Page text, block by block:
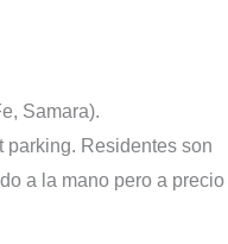
Samara).
parking. Residentes son
a la mano pero a precio